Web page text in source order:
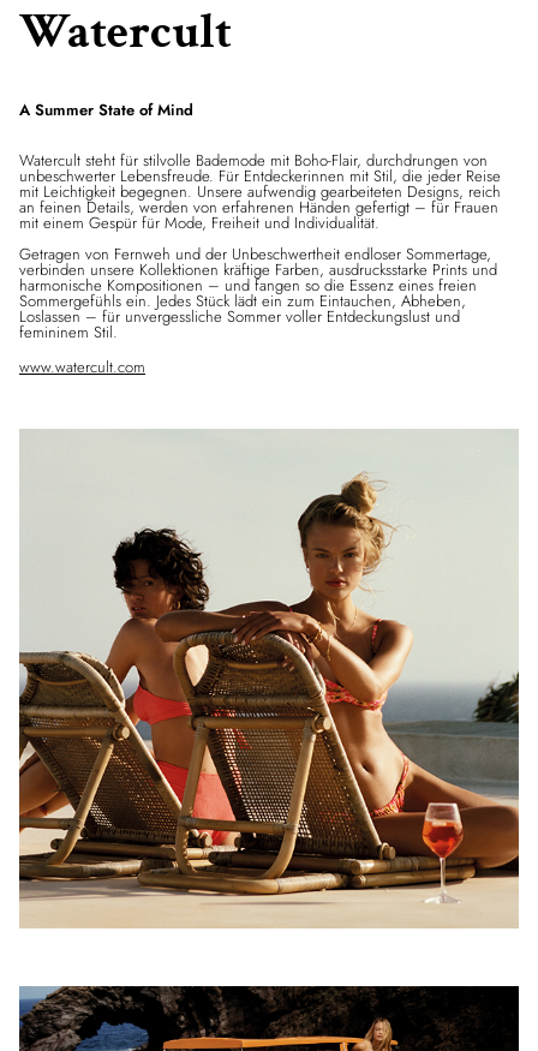
Watercult
A Summer State of Mind
Watercult steht für stilvolle Bademode mit Boho-Flair, durchdrungen von
unbeschwerter Lebensfreude. Für Entdeckerinnen mit Stil, die jeder Reise
mit Leichtigkeit begegnen. Unsere aufwendig gearbeiteten Designs, reich
an feinen Details, werden von erfahrenen Händen gefertigt – für Frauen
mit einem Gespür für Mode, Freiheit und Individualität.
Getragen von Fernweh und der Unbeschwertheit endloser Sommertage,
verbinden unsere Kollektionen kräftige Farben, ausdrucksstarke Prints und
harmonische Kompositionen – und fangen so die Essenz eines freien
Sommergefühls ein. Jedes Stück lädt ein zum Eintauchen, Abheben,
Loslassen – für unvergessliche Sommer voller Entdeckungslust und
femininem Stil.
www.watercult.com